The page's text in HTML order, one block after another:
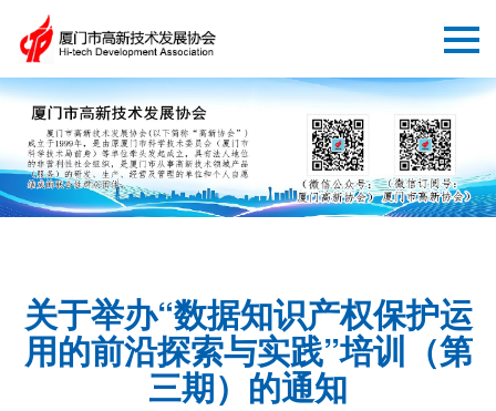
关于举办“数据知识产权保护运
用的前沿探索与实践”培训（第
三期）的通知